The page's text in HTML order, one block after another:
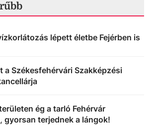
lépett életbe Fejérben is
a Székesfehérvári Szakképzési
ég a tarló Fehérvár
gyorsan terjednek a lángok!